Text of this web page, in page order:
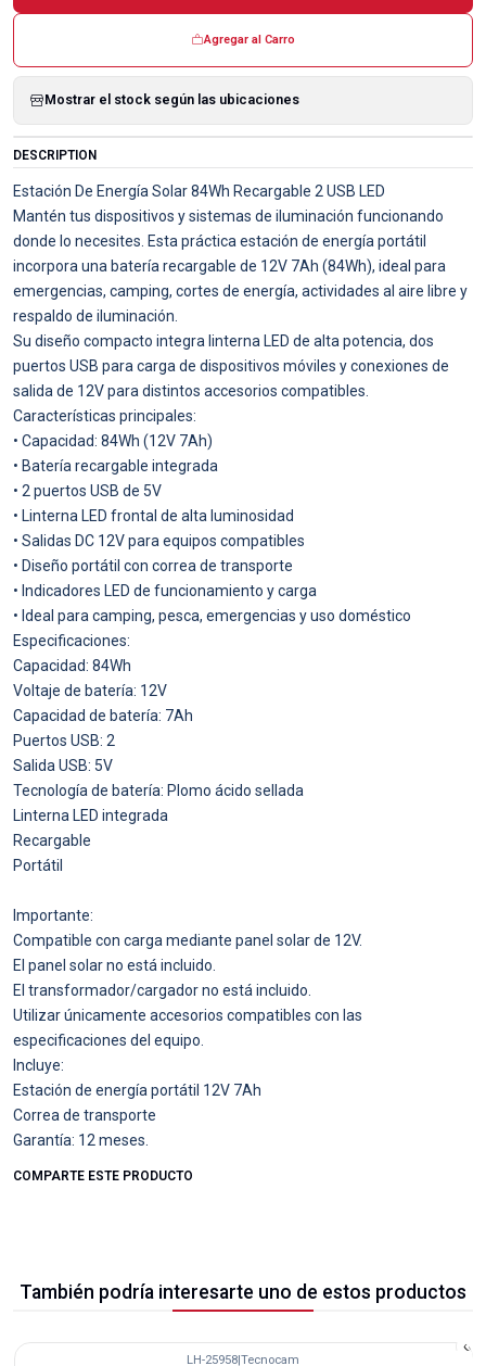
Agregar al Carro
Mostrar el stock según las ubicaciones
DESCRIPTION
Estación De Energía Solar 84Wh Recargable 2 USB LED
Mantén tus dispositivos y sistemas de iluminación funcionando
donde lo necesites. Esta práctica estación de energía portátil
incorpora una batería recargable de 12V 7Ah (84Wh), ideal para
emergencias, camping, cortes de energía, actividades al aire libre y
respaldo de iluminación.
Su diseño compacto integra linterna LED de alta potencia, dos
puertos USB para carga de dispositivos móviles y conexiones de
salida de 12V para distintos accesorios compatibles.
Características principales:
• Capacidad: 84Wh (12V 7Ah)
• Batería recargable integrada
• 2 puertos USB de 5V
• Linterna LED frontal de alta luminosidad
• Salidas DC 12V para equipos compatibles
• Diseño portátil con correa de transporte
• Indicadores LED de funcionamiento y carga
• Ideal para camping, pesca, emergencias y uso doméstico
Especificaciones:
Capacidad: 84Wh
Voltaje de batería: 12V
Capacidad de batería: 7Ah
Puertos USB: 2
Salida USB: 5V
Tecnología de batería: Plomo ácido sellada
Linterna LED integrada
Recargable
Portátil
Importante:
Compatible con carga mediante panel solar de 12V.
El panel solar no está incluido.
El transformador/cargador no está incluido.
Utilizar únicamente accesorios compatibles con las
especificaciones del equipo.
Incluye:
Estación de energía portátil 12V 7Ah
Correa de transporte
Garantía: 12 meses.
COMPARTE ESTE PRODUCTO
También podría interesarte uno de estos productos
LH-25958|Tecnocam